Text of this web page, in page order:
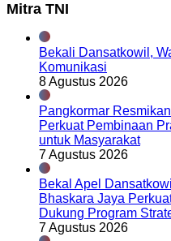
Mitra TNI
Bekali Dansatkowil,
Komunikasi
8 Agustus 2026
Pangkormar
Perkuat Pembinaan
untuk Masyarakat
7 Agustus 2026
Bekal Apel
Bhaskara Jaya
Dukung Program
7 Agustus 2026